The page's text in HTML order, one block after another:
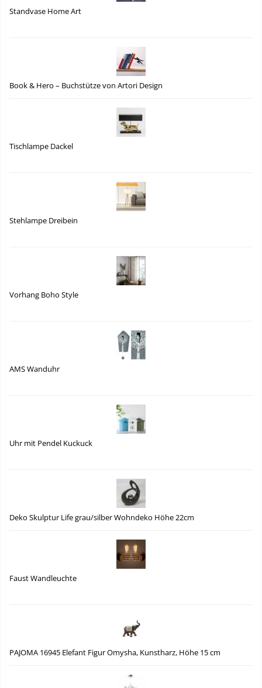
Standvase Home Art
Book & Hero – Buchstütze von Artori Design
Tischlampe Dackel
Stehlampe Dreibein
Vorhang Boho Style
AMS Wanduhr
Uhr mit Pendel Kuckuck
Deko Skulptur Life grau/silber Wohndeko Höhe 22cm
Faust Wandleuchte
PAJOMA 16945 Elefant Figur Omysha, Kunstharz, Höhe 15 cm